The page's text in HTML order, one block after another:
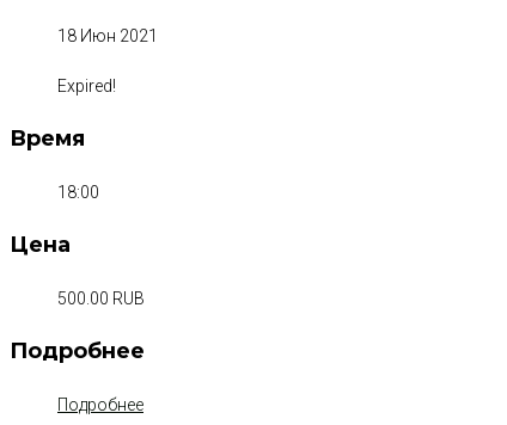
18 Июн 2021
Expired!
Время
18:00
Цена
500.00 RUB
Подробнее
Подробнее